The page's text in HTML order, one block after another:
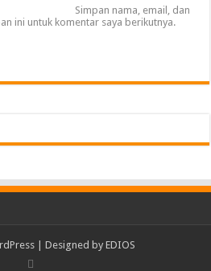
Simpan nama, email, dan
ini untuk komentar saya berikutnya.
| Designed by EDIOS